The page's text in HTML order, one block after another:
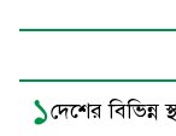
১দেশের বিভিন্ন